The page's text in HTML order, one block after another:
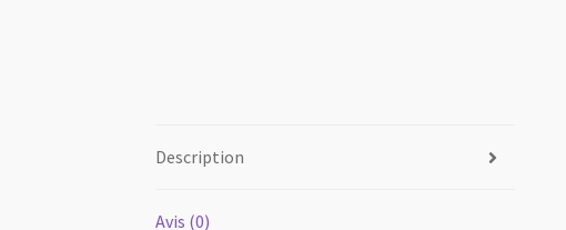
Description
Avis (0)